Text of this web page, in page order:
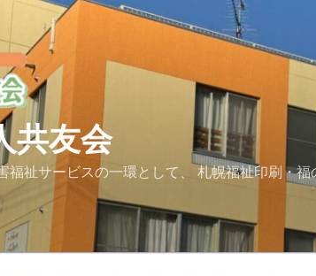
共友会
福祉サービスの一環として、 札幌福祉印刷・